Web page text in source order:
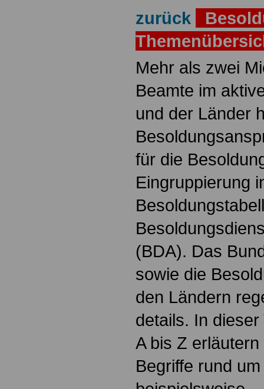
zurück
Mehr als zwei
Beamte im
und der Länder
für die
Eingruppierung
(BDA). Das
sowie die
den Ländern
details. In
A bis Z
Begriffe rund